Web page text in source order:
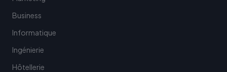
Business
Informatique
Ingénierie
Hôtellerie